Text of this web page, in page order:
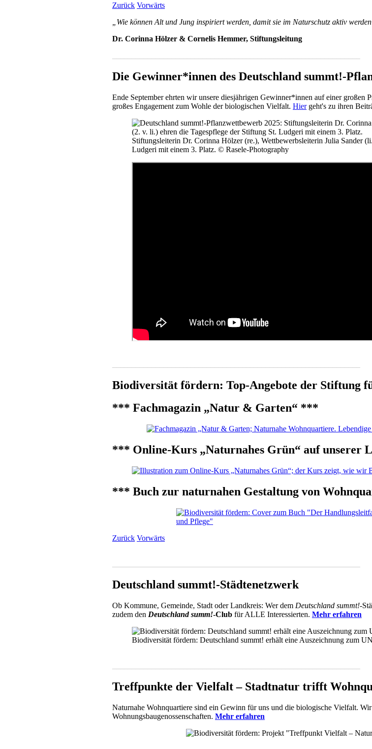
Zurück Vorwärts
„Wie können Alt und Jung inspiriert werden, damit sie im Naturschutz aktiv
Dr. Corinna Hölzer & Cornelis Hemmer, Stiftungsleitung
Die Gewinner*innen des Deutschland summt!-
Ende September ehrten wir unsere diesjährigen Gewinner*innen auf einer
großes Engagement zum Wohle der biologischen Vielfalt. Hiergeht's zu ihren
Stiftungsleiterin Dr. Corinna Hölzer (re.), Wettbewerbsleiterin Julia Sander
Ludgeri mit einem 3. Platz. © Rasele-Photography
Biodiversität fördern: Top-Angebote der Stiftung
*** Fachmagazin „Natur & Garten“ ***
*** Online-Kurs „Naturnahes Grün“ auf unserer
*** Buch zur naturnahen Gestaltung von
Zurück Vorwärts
Deutschland summt!-Städtenetzwerk
Ob Kommune, Gemeinde, Stadt oder Landkreis: Wer dem Deutschland summt!-
zudem den Deutschland summ!-Club für ALLE Interessierten. Mehr erfahren
Biodiversität fördern: Deutschland summt! erhält eine Auszeichnung zum
Treffpunkte der Vielfalt – Stadtnatur trifft
Naturnahe Wohnquartiere sind ein Gewinn für uns und die biologische Vielfalt.
Wohnungsbaugenossenschaften. Mehr erfahren